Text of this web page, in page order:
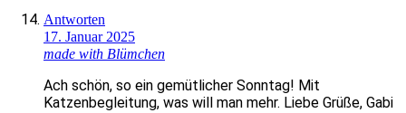
Antworten
17. Januar 2025
made with Blümchen
Ach schön, so ein gemütlicher Sonntag! Mit
Katzenbegleitung, was will man mehr. Liebe Grüße, Gabi